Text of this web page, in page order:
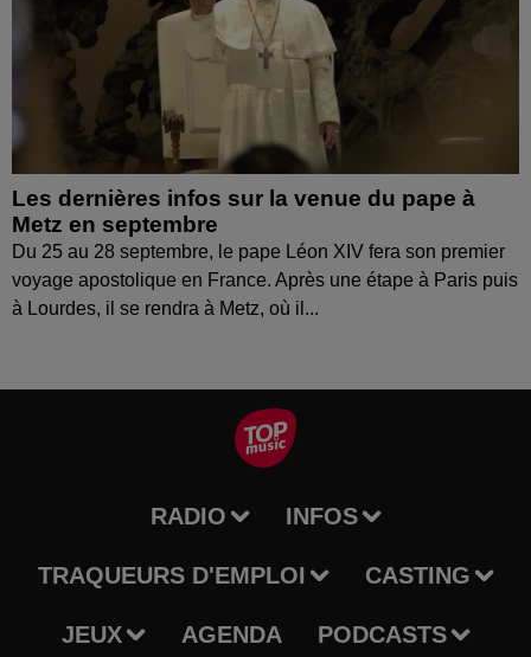
Les dernières infos sur la venue du pape à
Metz en septembre
Du 25 au 28 septembre, le pape Léon XIV fera son premier
voyage apostolique en France. Après une étape à Paris puis
à Lourdes, il se rendra à Metz, où il...
RADIO INFOS
TRAQUEURS D'EMPLOI CASTING
JEUX AGENDA PODCASTS